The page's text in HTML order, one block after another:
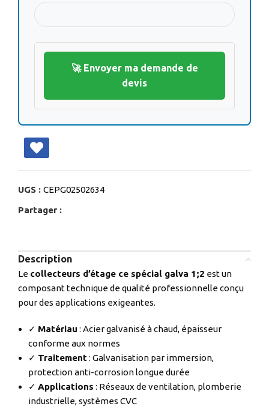
🚀 Envoyer ma demande de
devis
UGS : CEPG02502634
Partager :
Description
Le collecteurs d’étage ce spécial galva 1;2 est un
composant technique de qualité professionnelle conçu
pour des applications exigeantes.
✓ Matériau : Acier galvanisé à chaud, épaisseur
conforme aux normes
✓ Traitement: Galvanisation par immersion,
protection anti-corrosion longue durée
✓ Applications : Réseaux de ventilation, plomberie
industrielle, systèmes CVC